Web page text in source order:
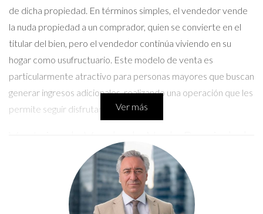
de dicha propiedad. En términos simples, el vendedor vende
la nuda propiedad a un comprador, quien se convierte en el
titular del bien, pero el vendedor continúa viviendo en su
hogar como usufructuario. Este modelo de venta es
particularmente atractivo para personas mayores que buscan
generar ingresos adicionales, realizando una operación que les
permite seguir disfrutando de su hogar.
Vender la nuda propiedad ofrece diversas ventajas a los
propietarios, convirtiéndolo en una opción interesante en el
actual mercado inmobiliario de Madrid. Entre los beneficios
más destacados se encuentran:
Ver más